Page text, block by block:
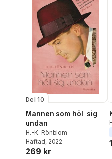
Del 10
Mannen som höll sig
undan
H.-K. Rönblom
Häftad, 2022
269 kr